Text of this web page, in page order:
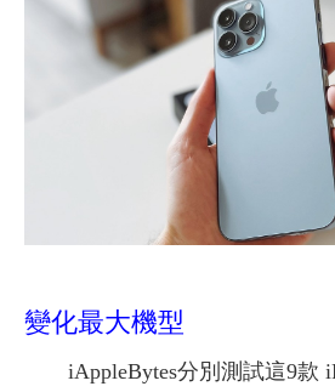
變化最大機型
iAppleBytes分別測試這9款